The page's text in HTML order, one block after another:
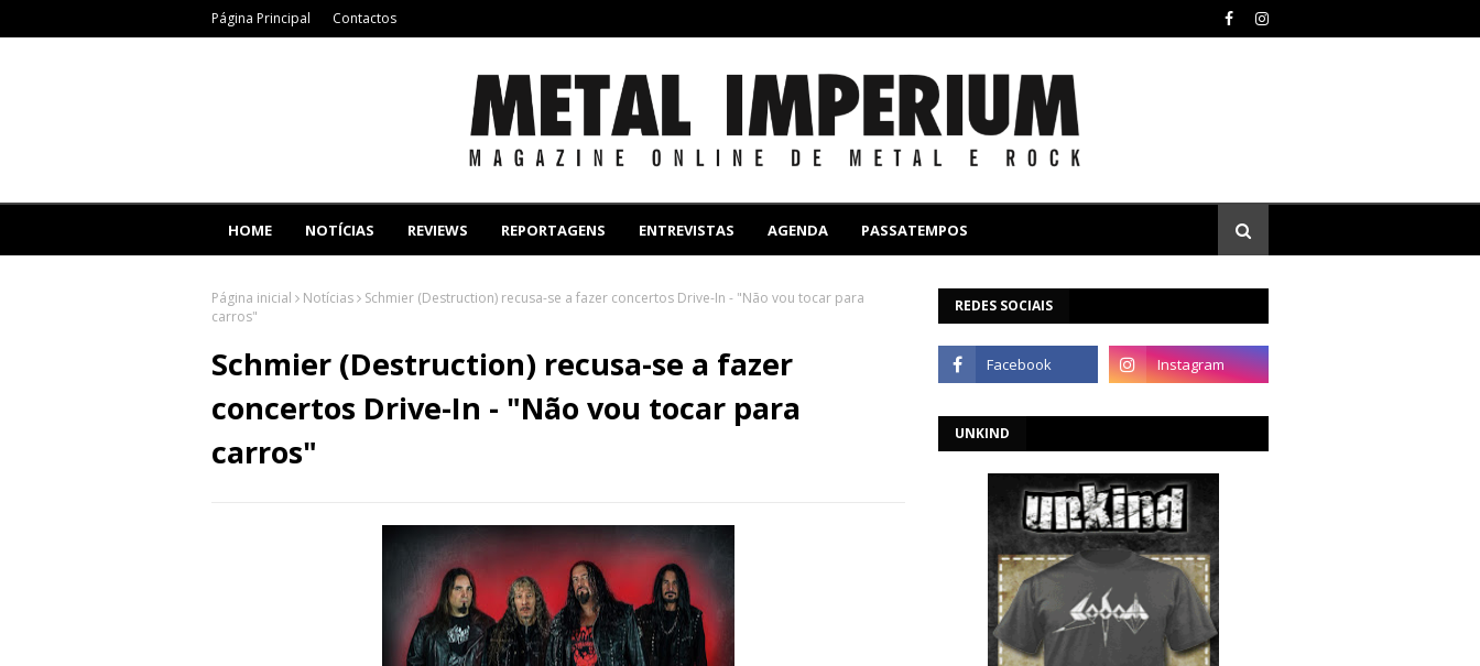
Página Principal Contactos
HOME NOTÍCIAS REVIEWS REPORTAGENS ENTREVISTAS AGENDA PASSATEMPOS
Página inicial Notícias
Schmier (Destruction) recusa-se a fazer concertos Drive-In - "Não vou tocar para
carros"
Schmier (Destruction) recusa-se a fazer
concertos Drive-In - "Não vou tocar para
carros"
REDES SOCIAIS
UNKIND